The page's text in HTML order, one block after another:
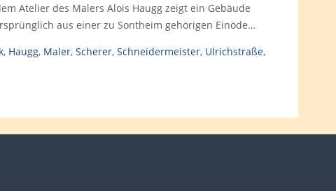
Atelier des Malers Alois Haugg zeigt ein Gebäude
aus einer zu Sontheim gehörigen Einöde…
, Haugg, Maler, Scherer, Schneidermeister, Ulrichstraße,